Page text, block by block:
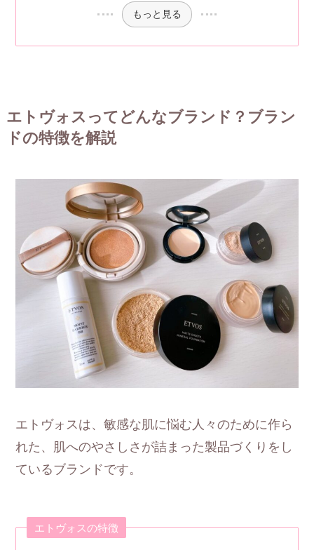
もっと見る
エトヴォスってどんなブランド？ブラン
ドの特徴を解説
エトヴォスは、敏感な肌に悩む人々のために作ら
れた、肌へのやさしさが詰まった製品づくりをし
ているブランドです。
エトヴォスの特徴